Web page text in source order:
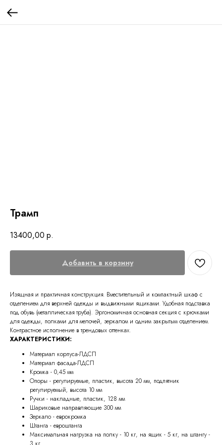
Трамп
13400,00 р.
Добавить в корзину
Изящная и практичная конструкция. Вместительный и компактный шкаф с
отделением для верхней одежды и выдвижными ящиками. Удобная подставка
под обувь (металлическая труба). Эргономичная основная секция с крючками
для одежды, полками для мелочей, зеркалом и одним закрытым отделением.
Контрастное исполнение в трендовых оттенках.
ХАРАКТЕРИСТИКИ:
Материал корпуса-ЛДСП
Материал фасада-ЛДСП
Кромка - 0,45 мм
Опоры - регулируемые, пластик, высота 20 мм, подпятник
регулируемый, высота 10 мм
Ручки - накладные, пластик, 128 мм
Шариковые направляющие 300 мм
Зеркало - еврокромка
Штанга - евроштанга
Максимальная нагрузка на полку - 10 кг, на ящик - 5 кг, на штангу -